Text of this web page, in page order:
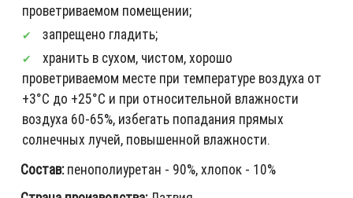
проветриваемом помещении;
запрещено гладить;
хранить в сухом, чистом, хорошо
проветриваемом месте при температуре воздуха от
+3°С до +25°С и при относительной влажности
воздуха 60-65%, избегать попадания прямых
солнечных лучей, повышенной влажности.
Состав:пенополиуретан - 90%, хлопок - 10%